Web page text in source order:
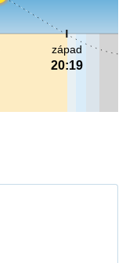
západ
20:19